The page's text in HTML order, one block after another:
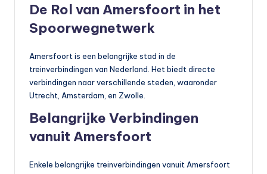
De Rol van Amersfoort in het
Spoorwegnetwerk
Amersfoort is een belangrijke stad in de
treinverbindingen van Nederland. Het biedt directe
verbindingen naar verschillende steden, waaronder
Utrecht, Amsterdam, en Zwolle.
Belangrijke Verbindingen
vanuit Amersfoort
Enkele belangrijke treinverbindingen vanuit Amersfoort